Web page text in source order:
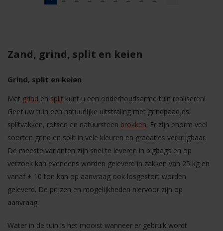
Zand, grind, split en keien
Grind, split en keien
Met grind en split kunt u een onderhoudsarme tuin realiseren!
Geef uw tuin een natuurlijke uitstraling met grindpaadjes,
splitvakken, rotsen en natuursteen brokken. Er zijn enorm veel
soorten grind en split in vele kleuren en gradaties verkrijgbaar.
De meeste varianten zijn snel te leveren in bigbags en op
verzoek kan eveneens worden geleverd in zakken van 25 kg en
vanaf ± 10 ton kan op aanvraag ook losgestort worden
geleverd. De prijzen en mogelijkheden hiervoor zijn op
aanvraag.
Water in de tuin is het mooist wanneer er gebruik wordt